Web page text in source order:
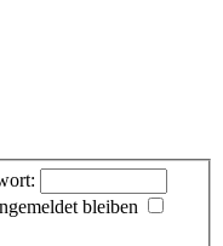
bleiben